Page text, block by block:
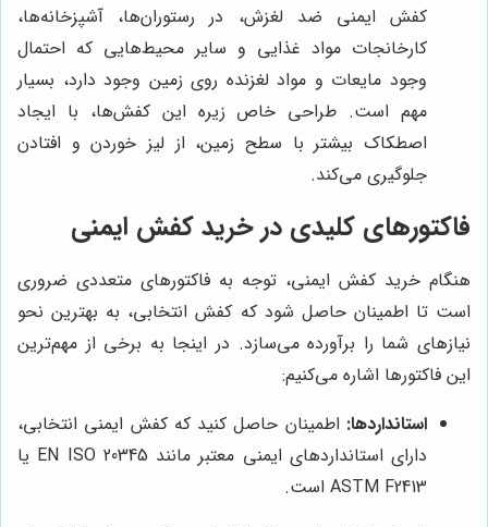
کفش ایمنی ضد لغزش، در رستوران‌ها، آشپزخانه‌ها،
کارخانجات مواد غذایی و سایر محیط‌هایی که احتمال
وجود مایعات و مواد لغزنده روی زمین وجود دارد، بسیار
مهم است. طراحی خاص زیره این کفش‌ها، با ایجاد
اصطکاک بیشتر با سطح زمین، از لیز خوردن و افتادن
جلوگیری می‌کند.
فاکتورهای کلیدی در خرید کفش ایمنی
هنگام خرید کفش ایمنی، توجه به فاکتورهای متعددی ضروری
است تا اطمینان حاصل شود که کفش انتخابی، به بهترین نحو
نیازهای شما را برآورده می‌سازد. در اینجا به برخی از مهم‌ترین
این فاکتورها اشاره می‌کنیم:
استانداردها: اطمینان حاصل کنید که کفش ایمنی انتخابی،
دارای استانداردهای ایمنی معتبر مانند EN ISO 20345 یا
ASTM F2413 است.